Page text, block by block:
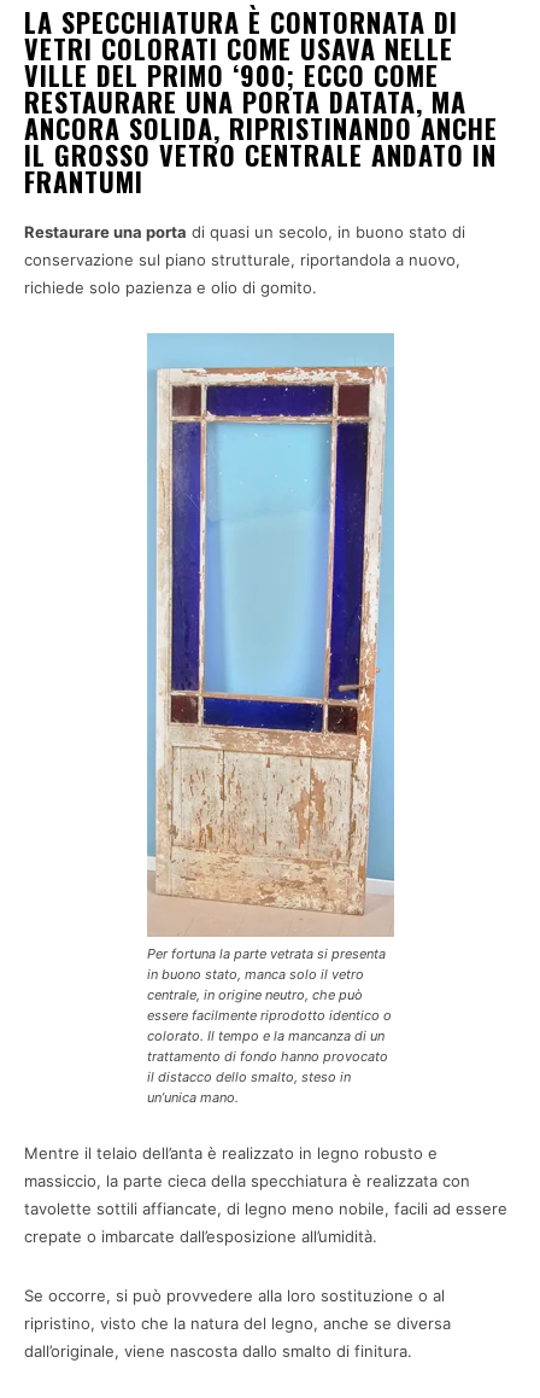
LA SPECCHIATURA È CONTORNATA DI
VETRI COLORATI COME USAVA NELLE
VILLE DEL PRIMO ‘900; ECCO COME
RESTAURARE UNA PORTA DATATA, MA
ANCORA SOLIDA, RIPRISTINANDO ANCHE
IL GROSSO VETRO CENTRALE ANDATO IN
FRANTUMI
Restaurare una porta di quasi un secolo, in buono stato di
conservazione sul piano strutturale, riportandola a nuovo,
richiede solo pazienza e olio di gomito.
Per fortuna la parte vetrata si presenta
in buono stato, manca solo il vetro
centrale, in origine neutro, che può
essere facilmente riprodotto identico o
colorato. Il tempo e la mancanza di un
trattamento di fondo hanno provocato
il distacco dello smalto, steso in
un’unica mano.
Mentre il telaio dell’anta è realizzato in legno robusto e
massiccio, la parte cieca della specchiatura è realizzata con
tavolette sottili affiancate, di legno meno nobile, facili ad essere
crepate o imbarcate dall’esposizione all’umidità.
Se occorre, si può provvedere alla loro sostituzione o al
ripristino, visto che la natura del legno, anche se diversa
dall’originale, viene nascosta dallo smalto di finitura.